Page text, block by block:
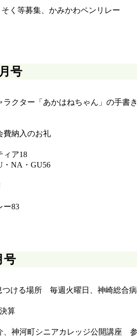
く等募集、かみかわペンリレー
号
ター「あかはねちゃん」の手書き
費納入のお礼
ィア18
NA・GU56
、かみかわペン
号
る場所 毎週火曜日、神崎総合病
算
神河町シニアカレッジ公開講座